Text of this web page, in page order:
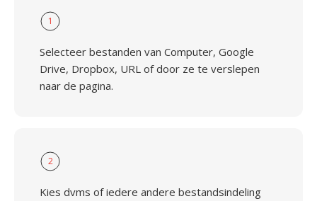
1
Selecteer bestanden van Computer, Google
Drive, Dropbox, URL of door ze te verslepen
naar de pagina.
2
Kies dvms of iedere andere bestandsindeling